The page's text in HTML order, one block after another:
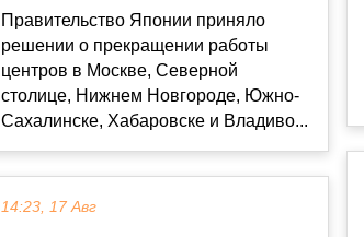
Правительство Японии приняло
решении о прекращении работы
центров в Москве, Северной
столице, Нижнем Новгороде, Южно-
Сахалинске, Хабаровске и Владиво...
14:23, 17 Авг